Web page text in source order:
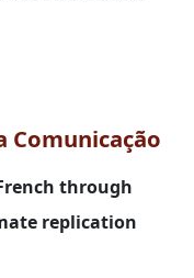
Comunicação
through
replication